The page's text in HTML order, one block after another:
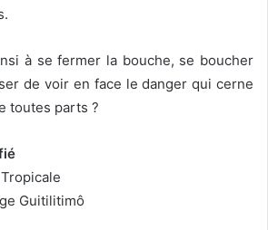
à se fermer la bouche, se boucher
de voir en face le danger qui cerne
toutes parts ?
Guitilitimô